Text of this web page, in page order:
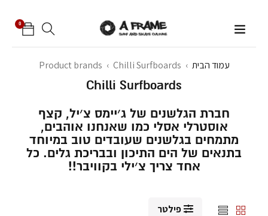
0
עמוד הבית ›
Product brands › Chilli Surfboards
Chilli Surfboards
חברת הגלשנים של ג׳יימס צ׳יל, קצף
אוסטרלי אסלי כמו שאנחנו אוהבים,
מתמחים בגלשנים שעובדים טוב במיוחד
בתנאים של הים התיכון ובבריכת גלים. כל
אחד צריך צ׳ילי בקוויבר!!
פילטר